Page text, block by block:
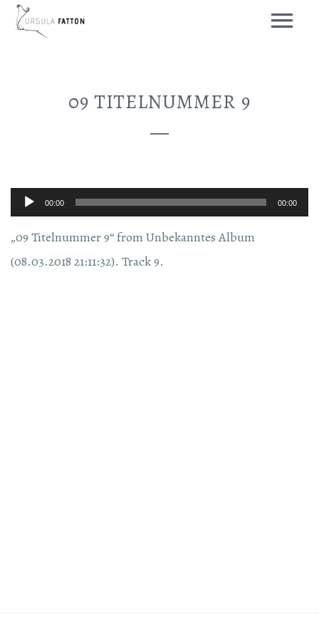
09 TITELNUMMER 9
Audio-00:00 00:00
„09 Titelnummer 9“ from Unbekanntes Album
(08.03.2018 21:11:32). Track 9.